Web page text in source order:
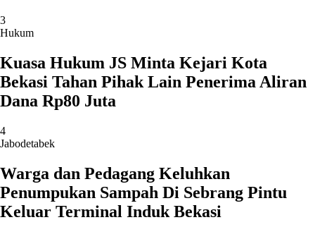
3
Hukum
Kuasa Hukum JS Minta Kejari Kota
Bekasi Tahan Pihak Lain Penerima Aliran
Dana Rp80 Juta
4
Jabodetabek
Warga dan Pedagang Keluhkan
Penumpukan Sampah Di Sebrang Pintu
Keluar Terminal Induk Bekasi